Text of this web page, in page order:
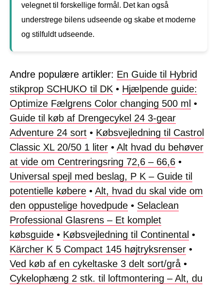
velegnet til forskellige formål. Det kan også
understrege bilens udseende og skabe et moderne
og stilfuldt udseende.
Andre populære artikler: En Guide til Hybrid
stikprop SCHUKO til DK • Hjælpende guide:
Optimize Fælgrens Color changing 500 ml •
Guide til køb af Drengecykel 24 3-gear
Adventure 24 sort • Købsvejledning til Castrol
Classic XL 20/50 1 liter • Alt hvad du behøver
at vide om Centreringsring 72,6 – 66,6 •
Universal spejl med beslag, P K – Guide til
potentielle købere • Alt, hvad du skal vide om
den oppustelige hovedpude • Selaclean
Professional Glasrens – Et komplet
købsguide • Købsvejledning til Continental •
Kärcher K 5 Compact 145 højtryksrenser •
Ved køb af en cykeltaske 3 delt sort/grå•
Cykelophæng 2 stk. til loftmontering – Alt, du